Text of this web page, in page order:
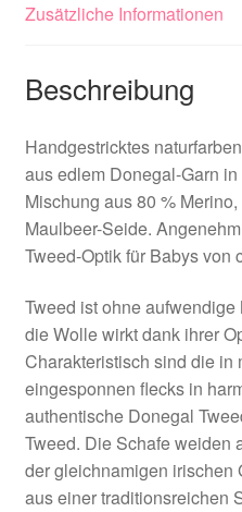
Zusätzliche Informationen
Beschreibung
Handgestricktes
aus edlem Donegal-Garn
Mischung aus 80 %
Maulbeer-Seide.
Tweed-Optik für Babys von
Tweed ist ohne
die Wolle wirkt dank ihrer
Charakteristisch sind die in
eingesponnen flecks in
authentische Donegal
Tweed. Die Schafe weiden
der gleichnamigen irischen
aus einer traditionsreichen